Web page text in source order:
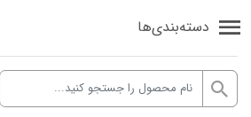
دسته‌بندی‌ها